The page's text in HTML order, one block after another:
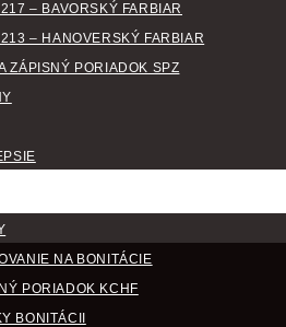
– BAVORSKÝ FARBIAR
– HANOVERSKÝ FARBIAR
ZÁPISNÝ PORIADOK SPZ
NA BONITÁCIE
PORIADOK KCHF
BONITÁCII